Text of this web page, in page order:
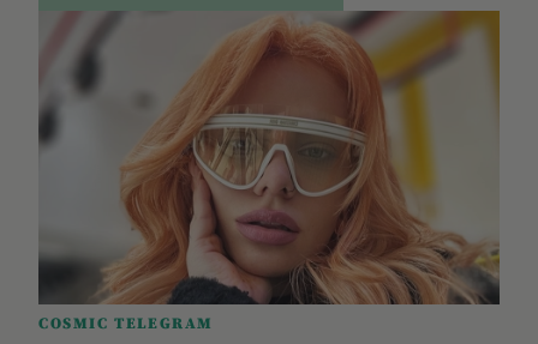
COSMIC TELEGRAM